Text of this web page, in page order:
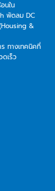
นใน
พัดลม DC
&
ทางเทคนิคที่
เร็ว